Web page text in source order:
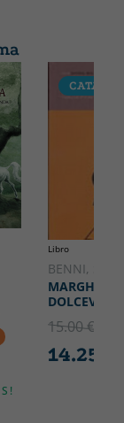
CATALÁN
Libro
BENNI,
DOLCEVITA
15.00 €
14.25 €